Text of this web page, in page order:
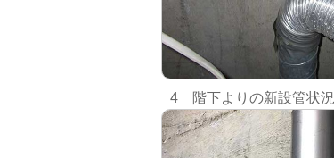
4 階下よりの新設管状況